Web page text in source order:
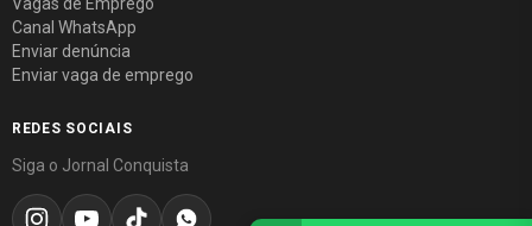
Vagas de Emprego
Canal WhatsApp
Enviar denúncia
Enviar vaga de emprego
REDES SOCIAIS
Siga o Jornal Conquista